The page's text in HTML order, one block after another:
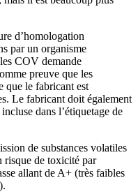
d’homologation
par un organisme
COV demande
preuve que les
que le fabricant est
Le fabricant doit également
dans l’étiquetage de
de substances volatiles
risque de toxicité par
allant de A+ (très faibles